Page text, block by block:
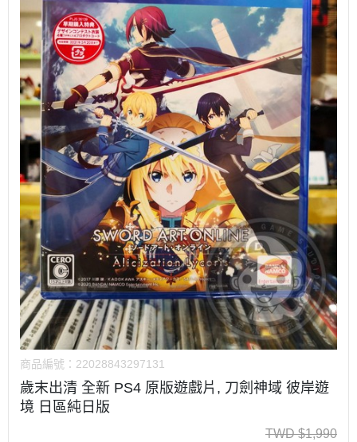
商品編號： 22028843297131
歲末出清 全新 PS4 原版遊戲片, 刀劍神域 彼岸遊
境 日區純日版
TWD $1,990